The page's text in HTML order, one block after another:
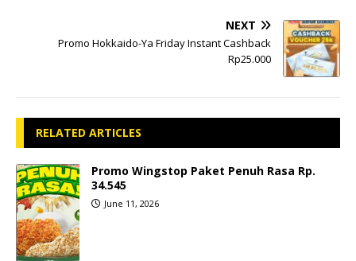
NEXT
Promo Hokkaido-Ya Friday Instant Cashback
Rp25.000
RELATED ARTICLES
Promo Wingstop Paket Penuh Rasa Rp.
34.545
June 11, 2026